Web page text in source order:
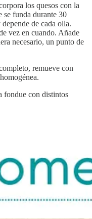
los quesos con la
se funda durante 30
de cada olla.
vez en cuando. Añade
necesario, un punto de
remueve con
fondue con distintos